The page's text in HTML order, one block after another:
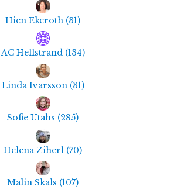
Hien Ekeroth (31)
AC Hellstrand (134)
Linda Ivarsson (31)
Sofie Utahs (285)
Helena Ziherl (70)
Malin Skals (107)